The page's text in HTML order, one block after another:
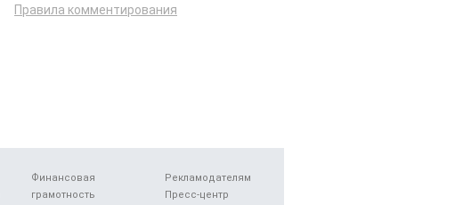
Правила комментирования
Финансовая
грамотность
Рекламодателям
Пресс-центр